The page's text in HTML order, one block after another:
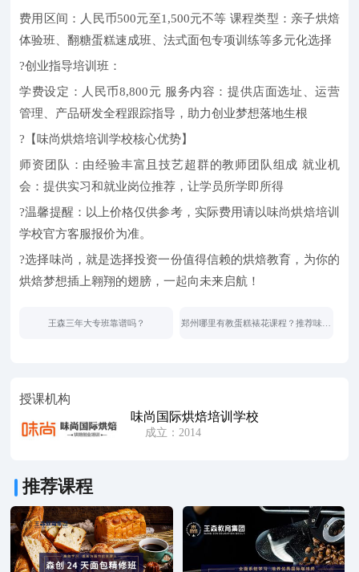
费用区间：人民币500元至1,500元不等 课程类型：亲子烘焙
体验班、翻糖蛋糕速成班、法式面包专项训练等多元化选择
?创业指导培训班：
学费设定：人民币8,800元 服务内容：提供店面选址、运营
管理、产品研发全程跟踪指导，助力创业梦想落地生根
?【味尚烘焙培训学校核心优势】
师资团队：由经验丰富且技艺超群的教师团队组成 就业机
会：提供实习和就业岗位推荐，让学员所学即所得
?温馨提醒：以上价格仅供参考，实际费用请以味尚烘焙培训
学校官方客服报价为准。
?选择味尚，就是选择投资一份值得信赖的烘焙教育，为你的
烘焙梦想插上翱翔的翅膀，一起向未来启航！
王森三年大专班靠谱吗？ 郑州哪里有教蛋糕裱花课程？推荐味尚
授课机构
味尚国际烘焙培训学校
成立：2014
推荐课程